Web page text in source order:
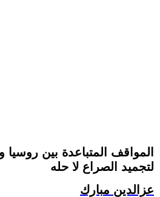
المواقف المتباعدة بين روسيا
لتجميد الصراع لا حله
عزالدين مبارك